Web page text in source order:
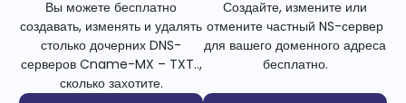
Вы можете бесплатно
создавать, изменять и удалять
столько дочерних DNS-
серверов Cname-MX – TXT..,
сколько захотите.
Создайте, измените или
отмените частный NS-сервер
для вашего доменного адреса
бесплатно.